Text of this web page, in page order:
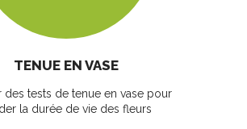
TENUE EN VASE
des tests de tenue en vase pour
la durée de vie des fleurs